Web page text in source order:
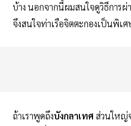
บ้าง นอกจากนี้ผมสนใจดูวิธีการผ่
จึงสนใจท่าเรือจิตตะกองเป็นพิเ
ถ้าเราพูดถึงบังกลาเทศ ส่วนใหญ่